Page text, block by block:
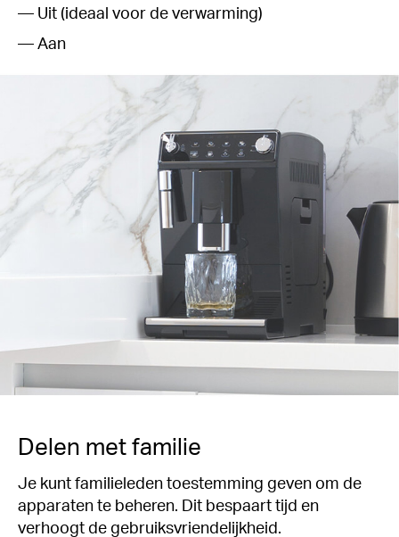
— Uit (ideaal voor de verwarming)
— Aan
Delen met familie
Je kunt familieleden toestemming geven om de
apparaten te beheren. Dit bespaart tijd en
verhoogt de gebruiksvriendelijkheid.